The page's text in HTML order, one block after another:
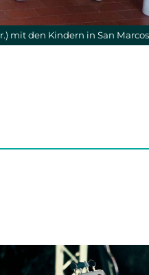
mit den Kindern in San